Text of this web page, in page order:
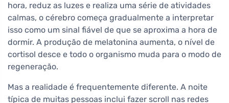
hora, reduz as luzes e realiza uma série de atividades
calmas, o cérebro começa gradualmente a interpretar
isso como um sinal fiável de que se aproxima a hora de
dormir. A produção de melatonina aumenta, o nível de
cortisol desce e todo o organismo muda para o modo de
regeneração.
Mas a realidade é frequentemente diferente. A noite
típica de muitas pessoas inclui fazer scroll nas redes